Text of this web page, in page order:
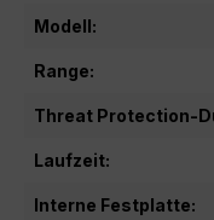
Modell:
Range:
Threat Protection-
Laufzeit:
Interne Festplatte: